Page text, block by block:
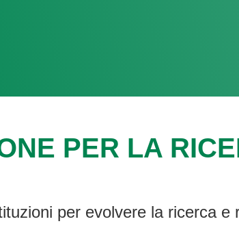
PER LA
per evolvere la ricerca e